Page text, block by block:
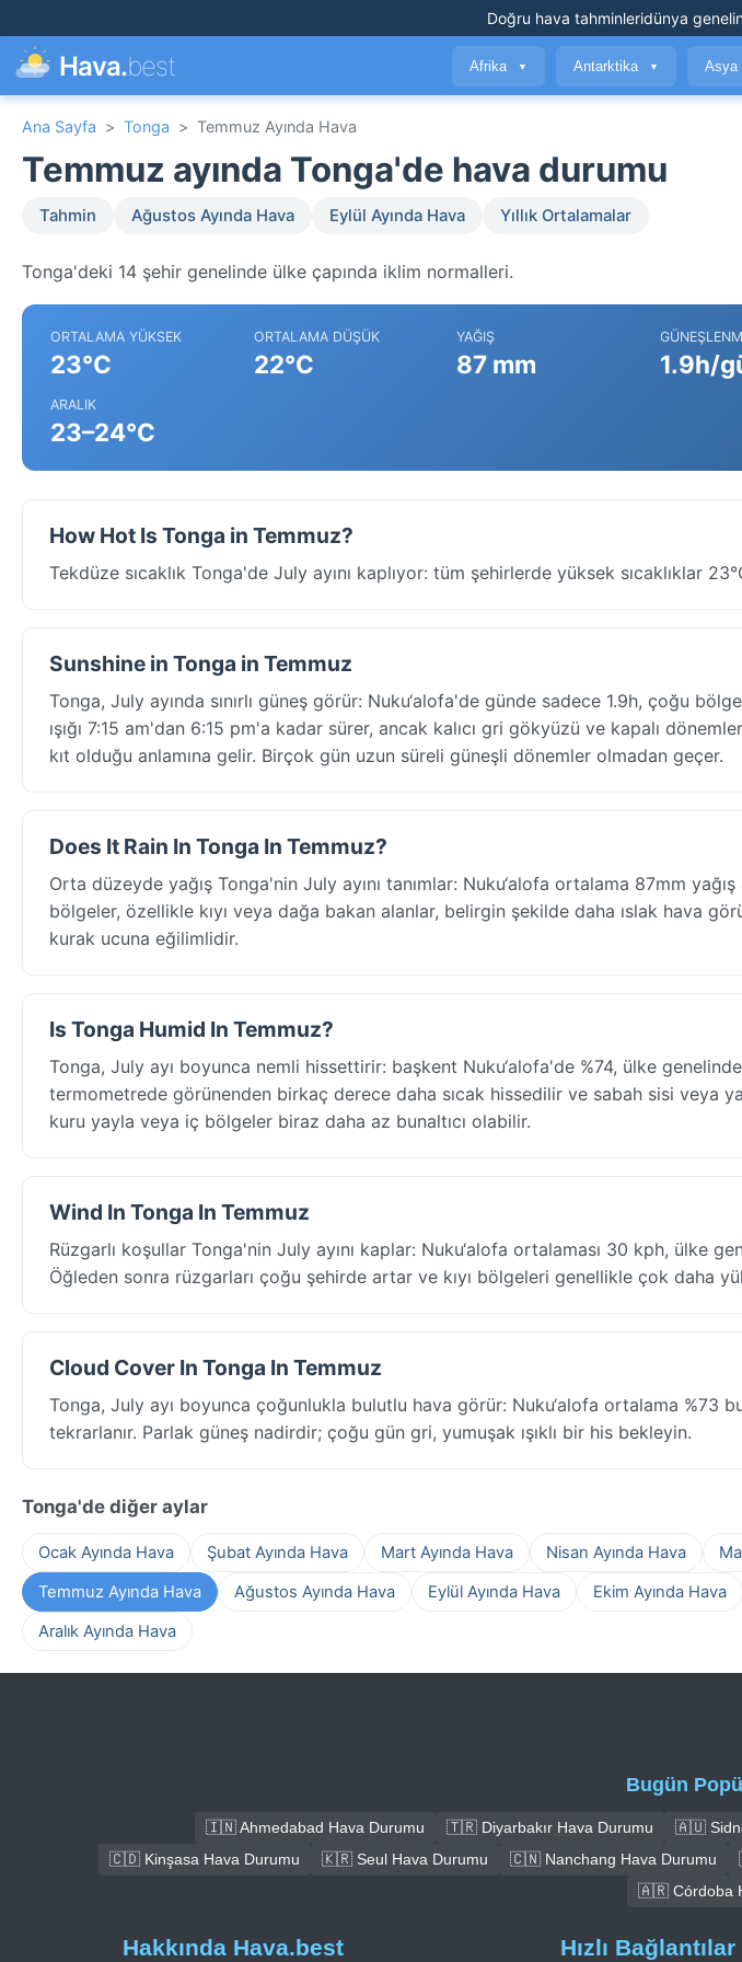
Doğru hava tahminleridünya
Hava.best Afrika ▼ Antarktika ▼ Asya
Ana Sayfa > Tonga > Temmuz Ayında Hava
Temmuz ayında Tonga'de hava durumu
Tahmin Ağustos Ayında Hava Eylül Ayında Hava Yıllık Ortalamalar
Tonga'deki 14 şehir genelinde ülke çapında iklim normalleri.
ORTALAMA YÜKSEK
23°C
ORTALAMA DÜŞÜK
22°C
YAĞIŞ
87 mm 1.9h/
ARALIK
23–24°C
How Hot Is Tonga in Temmuz?
Tekdüze sıcaklık Tonga'de July ayını kaplıyor: tüm şehirlerde yüksek sıcaklıklar
Sunshine in Tonga in Temmuz
Tonga, July ayında sınırlı güneş görür: Nuku‘alofa'de günde sadece 1.9h, çoğu
ışığı 7:15 am'dan 6:15 pm'a kadar sürer, ancak kalıcı gri gökyüzü ve kapalı
kıt olduğu anlamına gelir. Birçok gün uzun süreli güneşli dönemler olmadan geçer.
Does It Rain In Tonga In Temmuz?
Orta düzeyde yağış Tonga'nin July ayını tanımlar: Nuku‘alofa ortalama 87mm yağış
bölgeler, özellikle kıyı veya dağa bakan alanlar, belirgin şekilde daha ıslak hava
kurak ucuna eğilimlidir.
Is Tonga Humid In Temmuz?
Tonga, July ayı boyunca nemli hissettirir: başkent Nuku‘alofa'de %74, ülke
termometrede görünenden birkaç derece daha sıcak hissedilir ve sabah sisi veya
kuru yayla veya iç bölgeler biraz daha az bunaltıcı olabilir.
Wind In Tonga In Temmuz
Rüzgarlı koşullar Tonga'nin July ayını kaplar: Nuku‘alofa ortalaması 30 kph, ülke
Öğleden sonra rüzgarları çoğu şehirde artar ve kıyı bölgeleri genellikle çok daha
Cloud Cover In Tonga In Temmuz
Tonga, July ayı boyunca çoğunlukla bulutlu hava görür: Nuku‘alofa ortalama %73
tekrarlanır. Parlak güneş nadirdir; çoğu gün gri, yumuşak ışıklı bir his bekleyin.
Tonga'de diğer aylar
Ocak Ayında Hava Şubat Ayında Hava Mart Ayında Hava Nisan Ayında Hava
Temmuz Ayında Hava
Ağustos Ayında Hava Eylül Ayında Hava Ekim Ayında Hava
Aralık Ayında Hava
Bugün
🇮🇳 Ahmedabad Hava Durumu 🇹🇷 Diyarbakır Hava Durumu 🇦🇺
🇨🇩 Kinşasa Hava Durumu
🇰🇷 Seul Hava Durumu 🇨🇳 Nanchang Hava Durumu
🇦🇷 Córdoba
Hakkında Hava.best Hızlı Bağlantılar